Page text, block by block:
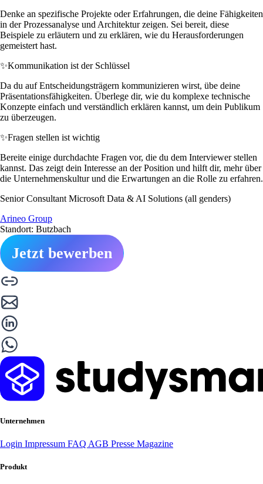
Denke an spezifische Projekte oder Erfahrungen, die deine Fähigkeiten
in der Prozessanalyse und Architektur zeigen. Sei bereit, diese
Beispiele zu erläutern und zu erklären, wie du Herausforderungen
gemeistert hast.
✨Kommunikation ist der Schlüssel
Da du auf Entscheidungsträgern kommunizieren wirst, übe deine
Präsentationsfähigkeiten. Überlege dir, wie du komplexe technische
Konzepte einfach und verständlich erklären kannst, um dein Publikum
zu überzeugen.
✨Fragen stellen ist wichtig
Bereite einige durchdachte Fragen vor, die du dem Interviewer stellen
kannst. Das zeigt dein Interesse an der Position und hilft dir, mehr über
die Unternehmenskultur und die Erwartungen an die Rolle zu erfahren.
Senior Consultant Microsoft Data & AI Solutions (all genders)
Arineo Group
Standort: Butzbach
Jetzt bewerben
Unternehmen
Login Impressum FAQ AGB Presse Magazine
Produkt